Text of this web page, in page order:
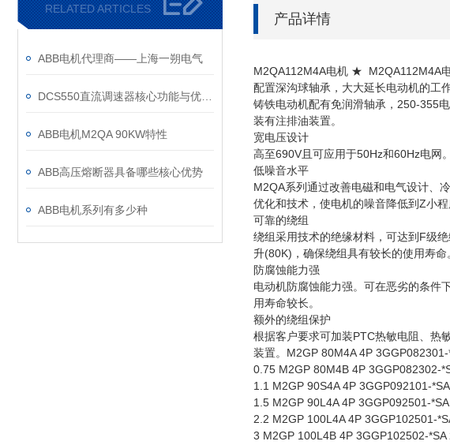
RELATED ARTICLES
ABB电机代理商——上海一朔电气
ABB电机M2QA 90KW特性
ABB高压熔断器具备哪些核心优势
ABB电机系列有多少种
产品详情
M2QA112M4A电机 ★
配置深沟球轴承，大大延长电动机的工
铸铁电动机配有免润滑轴承，250-355
装有注排油装置。
宽电压设计
高至690V且可应用于50Hz和60Hz电网。
低噪音水平
M2QA系列通过改善电磁和电气设计、
优化和技术，使电机的噪音降低到Z小程
可靠的绕组
绕组采用技术的绝缘材料，可达到F级
升(80K)，确保绕组具有较长的使用寿命
防腐蚀能力强
电动机防腐蚀能力强。可在恶劣的条件
用寿命较长。
额外的绕组保护
根据客户要求可加装PTC热敏电阻、热
装置。M2GP 80M4A 4P
0.75 M2GP 80M4B 4P 3GGP082302-
1.1 M2GP 90S4A 4P 3GGP092101-
1.5 M2GP 90L4A 4P 3GGP092501-
2.2 M2GP 100L4A 4P 3GGP102501-
3 M2GP 100L4B 4P 3GGP102502-